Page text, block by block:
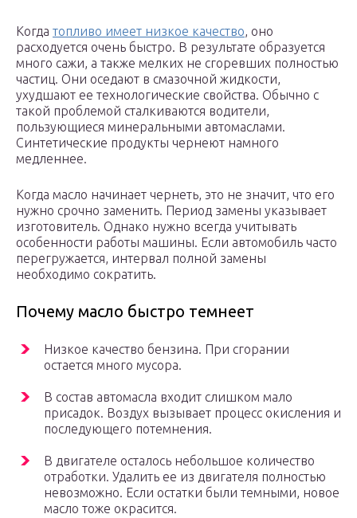
Когда топливо имеет низкое качество, оно
расходуется очень быстро. В результате образуется
много сажи, а также мелких не сгоревших полностью
частиц. Они оседают в смазочной жидкости,
ухудшают ее технологические свойства. Обычно с
такой проблемой сталкиваются водители,
пользующиеся минеральными автомаслами.
Синтетические продукты чернеют намного
медленнее.
Когда масло начинает чернеть, это не значит, что его
нужно срочно заменить. Период замены указывает
изготовитель. Однако нужно всегда учитывать
особенности работы машины. Если автомобиль часто
перегружается, интервал полной замены
необходимо сократить.
Почему масло быстро темнеет
Низкое качество бензина. При сгорании
остается много мусора.
В состав автомасла входит слишком мало
присадок. Воздух вызывает процесс окисления и
последующего потемнения.
В двигателе осталось небольшое количество
отработки. Удалить ее из двигателя полностью
невозможно. Если остатки были темными, новое
масло тоже окрасится.